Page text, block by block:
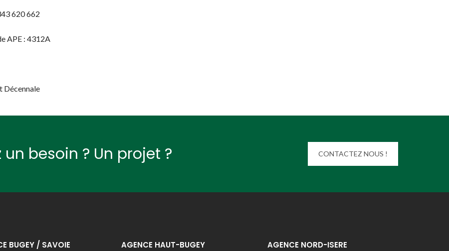
620 662
APE : 4312A
Décennale
un besoin ? Un projet ? CONTACTEZ NOUS !
BUGEY / SAVOIE AGENCE HAUT-BUGEY AGENCE NORD-ISERE